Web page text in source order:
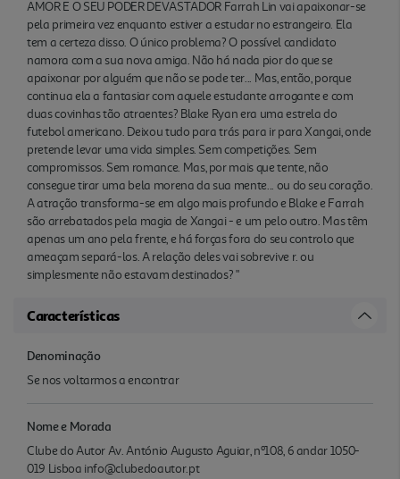
AMOR E O SEU PODER DEVASTADOR Farrah Lin vai apaixonar-se
pela primeira vez enquanto estiver a estudar no estrangeiro. Ela
tem a certeza disso. O único problema? O possível candidato
namora com a sua nova amiga. Não há nada pior do que se
apaixonar por alguém que não se pode ter... Mas, então, porque
continua ela a fantasiar com aquele estudante arrogante e com
duas covinhas tão atraentes? Blake Ryan era uma estrela do
futebol americano. Deixou tudo para trás para ir para Xangai, onde
pretende levar uma vida simples. Sem competições. Sem
compromissos. Sem romance. Mas, por mais que tente, não
consegue tirar uma bela morena da sua mente... ou do seu coração.
A atração transforma-se em algo mais profundo e Blake e Farrah
são arrebatados pela magia de Xangai - e um pelo outro. Mas têm
apenas um ano pela frente, e há forças fora do seu controlo que
ameaçam separá-los. A relação deles vai sobrevive r. ou
simplesmente não estavam destinados? "
Características
Denominação
Se nos voltarmos a encontrar
Nome e Morada
Clube do Autor Av. António Augusto Aguiar, nº108, 6 andar 1050-
019 Lisboa info@clubedoautor.pt